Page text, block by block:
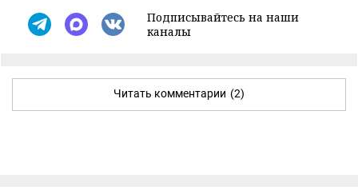
Подписывайтесь на наши
каналы
Читать комментарии (2)